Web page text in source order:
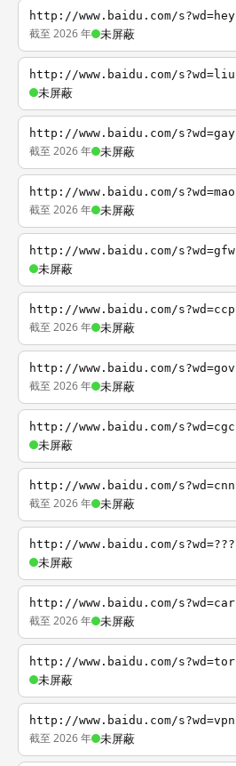
http://www.baidu.com/s?wd=hey
截至 2026 年 未屏蔽
http://www.baidu.com/s?wd=liu
未屏蔽
http://www.baidu.com/s?wd=gay
截至 2026 年 未屏蔽
http://www.baidu.com/s?wd=mao
截至 2026 年 未屏蔽
http://www.baidu.com/s?wd=gfw
未屏蔽
http://www.baidu.com/s?wd=ccp
截至 2026 年 未屏蔽
http://www.baidu.com/s?wd=gov
截至 2026 年 未屏蔽
http://www.baidu.com/s?wd=cgc
未屏蔽
http://www.baidu.com/s?wd=cnn
截至 2026 年 未屏蔽
http://www.baidu.com/s?wd=???
未屏蔽
http://www.baidu.com/s?wd=car
截至 2026 年 未屏蔽
http://www.baidu.com/s?wd=tor
未屏蔽
http://www.baidu.com/s?wd=vpn
截至 2026 年 未屏蔽